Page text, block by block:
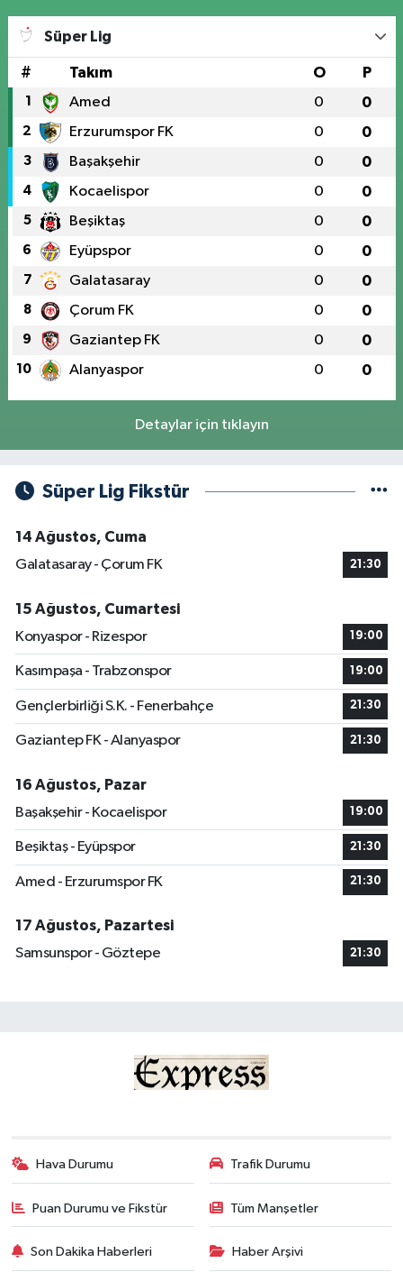
Süper Lig
# Takım O P
1 Amed 0 0
2 Erzurumspor FK 0 0
3 Başakşehir 0 0
4 Kocaelispor 0 0
5 Beşiktaş 0 0
6 Eyüpspor 0 0
7 Galatasaray 0 0
8 Çorum FK 0 0
9 Gaziantep FK 0 0
10 Alanyaspor 0 0
Detaylar için tıklayın
Süper Lig Fikstür
14 Ağustos, Cuma
Galatasaray - Çorum FK
21:30
15 Ağustos, Cumartesi
Konyaspor - Rizespor
19:00
Kasımpaşa - Trabzonspor 19:00
Gençlerbirliği S.K. - Fenerbahçe 21:30
Gaziantep FK - Alanyaspor 21:30
16 Ağustos, Pazar
Başakşehir - Kocaelispor
19:00
Beşiktaş - Eyüpspor 21:30
Amed - Erzurumspor FK 21:30
17 Ağustos, Pazartesi
Samsunspor - Göztepe
21:30
Hava Durumu Trafik Durumu
Puan Durumu ve Fikstür Tüm Manşetler
Son Dakika Haberleri Haber Arşivi